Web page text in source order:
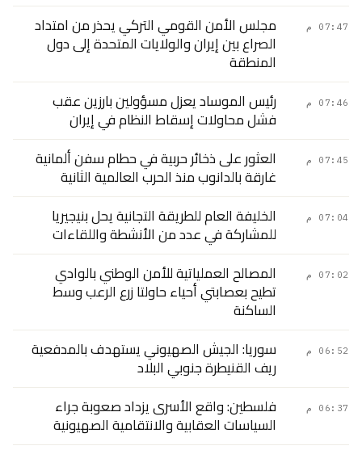
07:47 م مجلس الأمن القومي التركي يحذر من امتداد
الصراع بين إيران والولايات المتحدة إلى دول
المنطقة
07:46 م رئيس الموساد يعزل مسؤولين بارزين عقب
فشل محاولات إسقاط النظام في إيران
07:45 م العثور على ذخائر حربية في حطام سفن ألمانية
غارقة بالدانوب منذ الحرب العالمية الثانية
07:04 م الخليفة العام للطريقة التجانية يحل بنيجيريا
للمشاركة في عدد من الأنشطة واللقاءات
07:02 م المصالح العملياتية للأمن الوطني بالوادي
تطيح بعصابتي أحياء حاولتا زرع الرعب وسط
الساكنة
06:52 م سوريا: الجيش الصهيوني يستهدف بالمدفعية
ريف القنيطرة جنوبي البلاد
06:37 م فلسطين: واقع الأسرى يزداد صعوبة جراء
السياسات العقابية والانتقامية الصهيونية